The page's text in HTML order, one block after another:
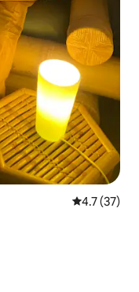
평점 4.7점
4.7 (37)